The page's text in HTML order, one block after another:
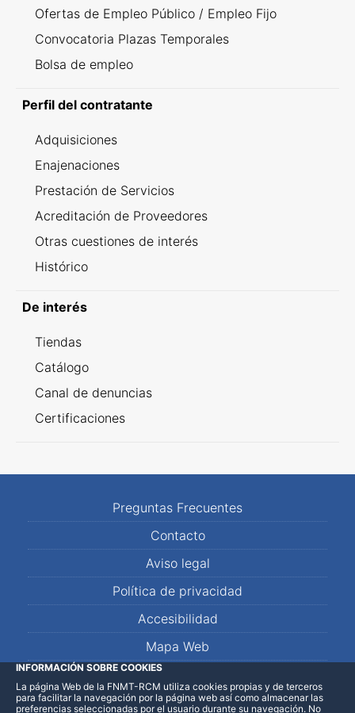
Ofertas de Empleo Público / Empleo Fijo
Convocatoria Plazas Temporales
Bolsa de empleo
Perfil del contratante
Adquisiciones
Enajenaciones
Prestación de Servicios
Acreditación de Proveedores
Otras cuestiones de interés
Histórico
De interés
Tiendas
Catálogo
Canal de denuncias
Certificaciones
Preguntas Frecuentes
Contacto
Aviso legal
Política de privacidad
Accesibilidad
Mapa Web
LinkedInFacebookWhatsApp
INFORMACIÓN SOBRE COOKIES
La página Web de la FNMT-RCM utiliza cookies propias y de terceros
para facilitar la navegación por la página web así como almacenar las
preferencias seleccionadas por el usuario durante su navegación. No